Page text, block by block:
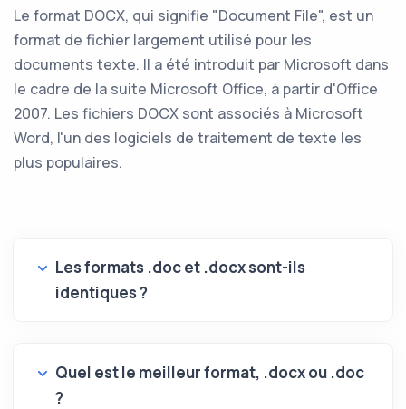
Le format DOCX, qui signifie "Document File", est un
format de fichier largement utilisé pour les
documents texte. Il a été introduit par Microsoft dans
le cadre de la suite Microsoft Office, à partir d'Office
2007. Les fichiers DOCX sont associés à Microsoft
Word, l'un des logiciels de traitement de texte les
plus populaires.
Les formats .doc et .docx sont-ils
identiques ?
Quel est le meilleur format, .docx ou .doc
?